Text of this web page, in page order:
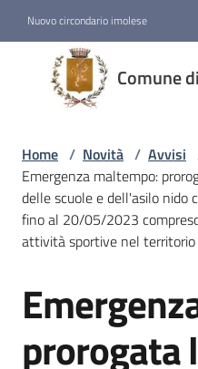
Nuovo circondario imolese
Comune
Comune
di
Dozza
Amministrazione
Novità
Servizi
Vivere
Home / Novità / Avvisi
Emergenza maltempo:
delle scuole e dell'asilo nido
fino al 20/05/2023
attività sportive nel
Salta al contenuto
prorogata